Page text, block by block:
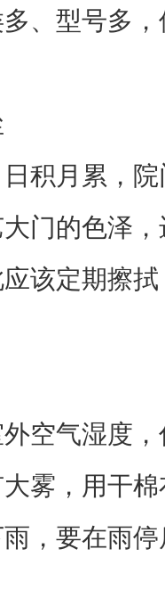
、型号多
积月累，
门的色泽
该定期擦
空气湿度
雾，用干
，要在雨